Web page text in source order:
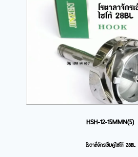
HSH-12-15MMN(5)
โรตาลี่จักรเข็มคู่ไซโก้ 28BL